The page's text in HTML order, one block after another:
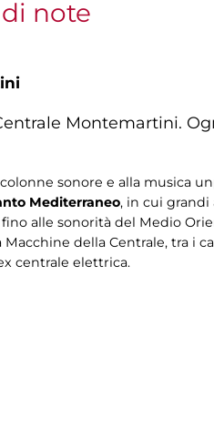
note
Montemartini.
sonore e alla musica
Mediterraneo, in cui
alle sonorità del Medio
della Centrale, tra i
centrale elettrica.